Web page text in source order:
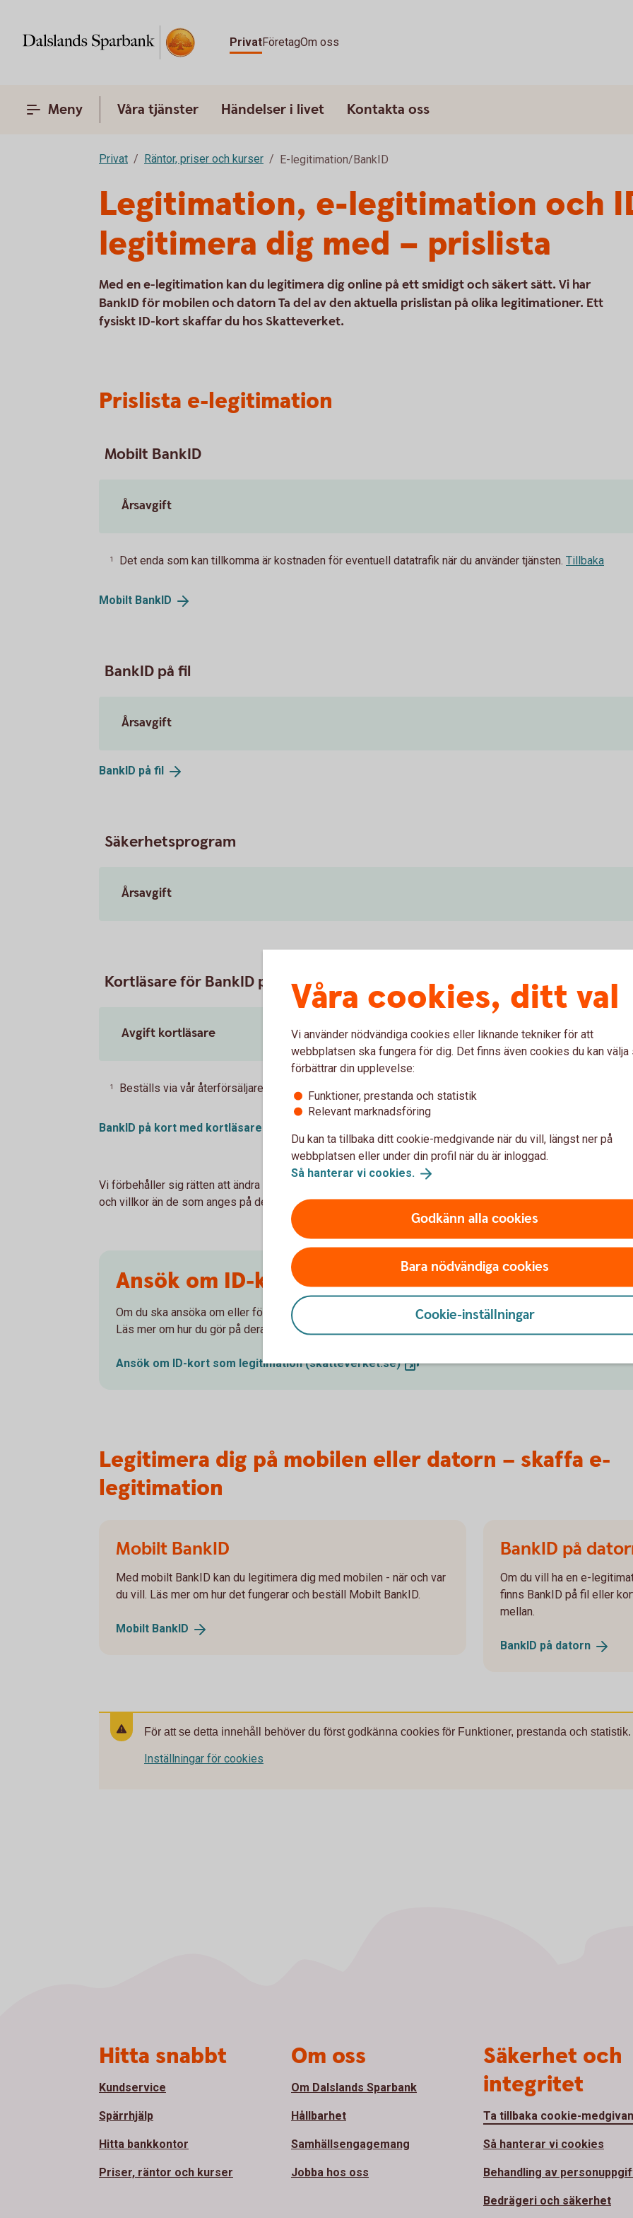
PrivatFöretagOm oss
Meny Våra tjänster Händelser i livet Kontakta oss
Privat Räntor, priser och kurser E-legitimation/BankID
Legitimation, e-legitimation och
legitimera dig med – prislista
Med en e-legitimation kan du legitimera dig online på ett smidigt och säkert sätt. Vi har
BankID för mobilen och datorn Ta del av den aktuella prislistan på olika legitimationer. Ett
fysiskt ID-kort skaffar du hos Skatteverket.
Prislista e-legitimation
Mobilt BankID
Årsavgift
1 Det enda som kan tillkomma är kostnaden för eventuell datatrafik när du använder tjänsten. Tillbaka
Mobilt BankID
BankID på fil
Årsavgift
BankID på fil
Säkerhetsprogram
Årsavgift
Kortläsare för BankID på kort
Avgift kortläsare
1 Beställs via vår återförsäljare Secmakers webbshop.
BankID på kort med kortläsare
Vi förbehåller sig rätten att ändra priserna. Samverkande sparbanker kan ha andra tjänster
och villkor än de som anges på denna webbsida.
Ansök om ID-kort som legitimation
Om du ska ansöka om eller förnya ditt fysiska ID-kort så gör du det hos Skatteverket.
Läs mer om hur du gör på deras webbplats.
Ansök om ID-kort som legitimation(skatteverket.se)
Legitimera dig på mobilen eller datorn – skaffa e-
legitimation
Mobilt BankID
Med mobilt BankID kan du legitimera dig med mobilen - när och var
du vill. Läs mer om hur det fungerar och beställ Mobilt BankID.
Mobilt BankID
BankID på
Om du vill ha en e-
finns BankID på fil eller
mellan.
BankID på datorn
För att se detta innehåll behöver du först godkänna cookies för Funktioner, prestanda och statistik.
Inställningar för cookies
Våra cookies, ditt val
Vi använder nödvändiga cookies eller liknande tekniker för att
webbplatsen ska fungera för dig. Det finns även cookies du kan välja
förbättrar din upplevelse:
Funktioner, prestanda och statistik
Relevant marknadsföring
Du kan ta tillbaka ditt cookie-medgivande när du vill, längst ner på
webbplatsen eller under din profil när du är inloggad.
Så hanterar vi cookies.
Godkänn alla cookies
Bara nödvändiga cookies
Cookie-inställningar
Hitta snabbt
Kundservice
Spärrhjälp
Hitta bankkontor
Priser, räntor och kurser
Om oss
Om Dalslands Sparbank
Hållbarhet
Samhällsengagemang
Jobba hos oss
Säkerhet och
integritet
Ta tillbaka cookie-
Så hanterar vi cookies
Behandling av
Bedrägeri och säkerhet